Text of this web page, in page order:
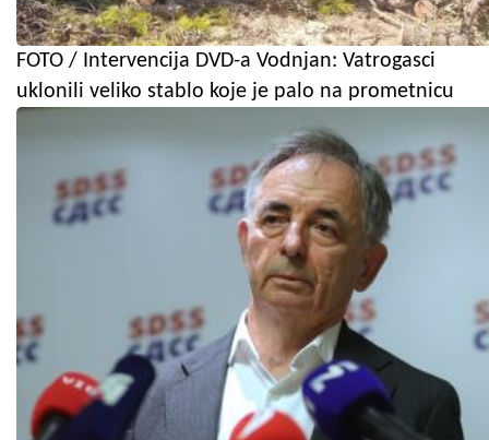
FOTO / Intervencija DVD-a Vodnjan: Vatrogasci
uklonili veliko stablo koje je palo na prometnicu